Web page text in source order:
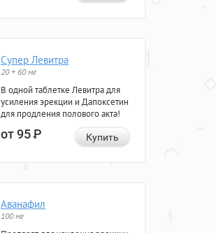
Супер Левитра
20 + 60 мг
В одной таблетке Левитра для
усиления эрекции и Дапоксетин
для продления полового акта!
от 95Р Купить
Аванафил
100 мг